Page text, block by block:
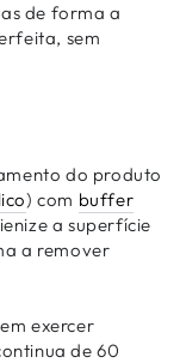
de forma a
sem
do produto
) com buffer
a superfície
a remover
exercer
de 60